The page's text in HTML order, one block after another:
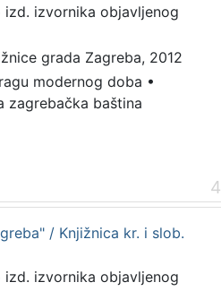
izd. izvornika objavljenog
grada Zagreba, 2012
modernog doba •
zagrebačka baština
4
/ Knjižnica kr. i slob.
izd. izvornika objavljenog